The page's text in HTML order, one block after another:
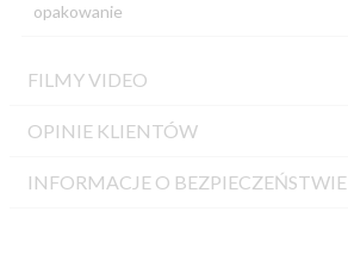
opakowanie
FILMY VIDEO
OPINIE KLIENTÓW
INFORMACJE O BEZPIECZEŃSTWIE